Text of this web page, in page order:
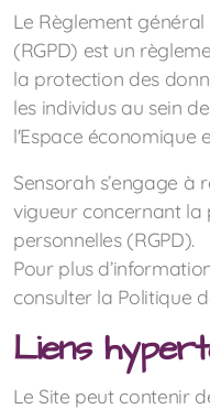
Le Règlement
(RGPD) est un
la protection des
les individus au sein
l'Espace économique
Sensorah s’engage
vigueur concernant la
personnelles (RGPD).
Pour plus
consulter la Politique
Liens
Le Site peut contenir